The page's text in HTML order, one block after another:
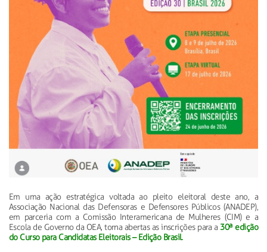
Em uma ação estratégica voltada ao pleito eleitoral deste ano, a
Associação Nacional das Defensoras e Defensores Públicos (ANADEP),
em parceria com a Comissão Interamericana de Mulheres (CIM) e a
Escola de Governo da OEA, torna abertas as inscrições para a 30ª edição
do Curso para Candidatas Eleitorais – Edição Brasil.